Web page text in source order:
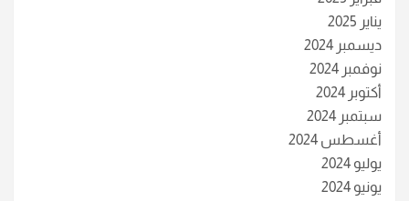
يناير 2025
ديسمبر 2024
نوفمبر 2024
أكتوبر 2024
سبتمبر 2024
أغسطس 2024
يوليو 2024
يونيو 2024